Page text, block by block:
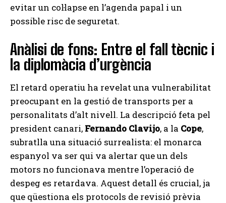
evitar un col·lapse en l’agenda papal i un
possible risc de seguretat.
Anàlisi de fons: Entre el fall tècnic i
la diplomàcia d’urgència
El retard operatiu ha revelat una vulnerabilitat
preocupant en la gestió de transports per a
personalitats d’alt nivell. La descripció feta pel
president canari, Fernando Clavijo, a la Cope,
subratlla una situació surrealista: el monarca
espanyol va ser qui va alertar que un dels
motors no funcionava mentre l’operació de
despeg es retardava. Aquest detall és crucial, ja
que qüestiona els protocols de revisió prèvia